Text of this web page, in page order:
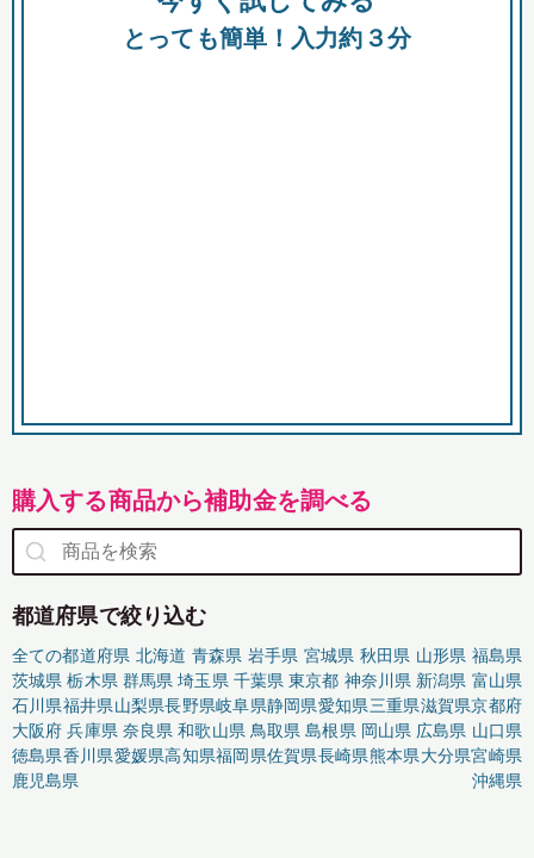
とっても簡単！入力約３分
購入する商品から補助金を調べる
都道府県で絞り込む
全ての都道府県 北海道 青森県 岩手県 宮城県 秋田県 山形県 福島県
茨城県 栃木県 群馬県 埼玉県 千葉県 東京都 神奈川県 新潟県 富山県
石川県福井県山梨県長野県岐阜県静岡県愛知県三重県滋賀県京都府
大阪府 兵庫県 奈良県 和歌山県 鳥取県 島根県 岡山県 広島県 山口県
徳島県香川県愛媛県高知県福岡県佐賀県長崎県熊本県大分県宮崎県
鹿児島県
沖縄県